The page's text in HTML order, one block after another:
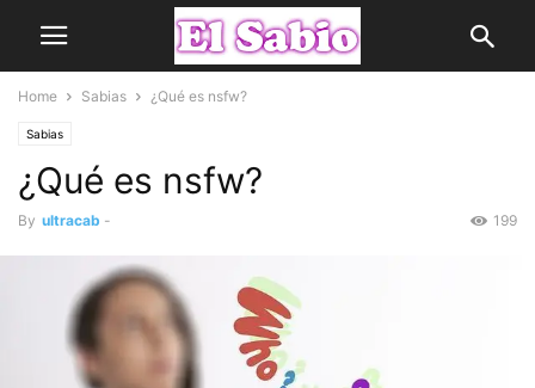
Home Sabias ¿Qué es nsfw?
Sabias
¿Qué es nsfw?
By ultracab - 199